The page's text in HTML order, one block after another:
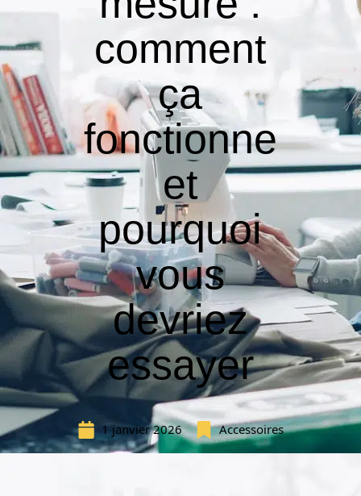
comment
ça
fonctionne
et
pourquoi
vous
devriez
essayer
1 janvier 2026 Accessoires